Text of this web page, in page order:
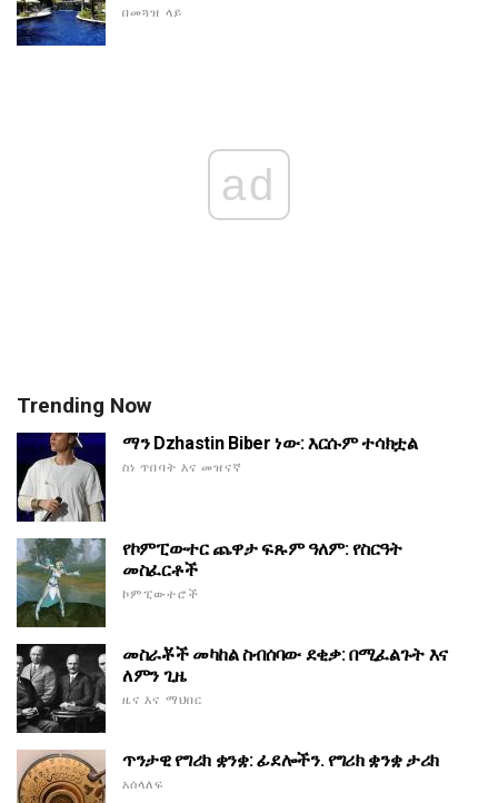
በመጓዝ ላይ
ad
Trending Now
ማን Dzhastin Biber ነው: እርሱም ተሳክቷል
ስነ ጥበባት እና መዝናኛ
የኮምፒውተር ጨዋታ ፍጹም ዓለም: የስርዓት
መስፈርቶች
ኮምፒውተሮች
መስራቾች መካከል ስብሰባው ደቂቃ: በሚፈልጉት እና
ለምን ጊዜ
ዜና እና ማህበር
ጥንታዊ የግሪክ ቋንቋ: ፊደሎችን. የግሪክ ቋንቋ ታሪክ
አሰላለፍ